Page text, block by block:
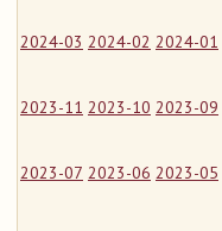
2024-03 2024-02 2024-01
2023-11 2023-10 2023-09
2023-07 2023-06 2023-05